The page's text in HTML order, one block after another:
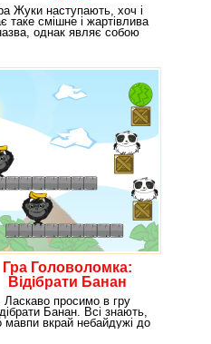
Жуки наступають, хоч і
таке смішне і жартівлива
однак являє собою
Гра Головоломка:
Відібрати Банан
Ласкаво просимо в гру
Банан. Всі знають,
вкрай небайдужі до